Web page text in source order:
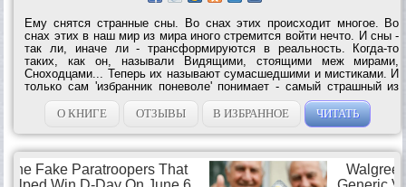
Ему снятся странные сны. Во снах этих происходит многое. Во
снах этих в наш мир из мира иного стремится войти нечто. И сны -
так ли, иначе ли - трансформируются в реальность. Когда-то
таких, как он, называли Видящими, стоящими меж мирами,
Сноходцами... Теперь их называют сумасшедшими и мистиками. И
только сам 'избранник поневоле' понимает - самый страшный из
его снов сбудется очень...
О КНИГЕ
ОТЗЫВЫ В ИЗБРАННОЕ ЧИТАТЬ